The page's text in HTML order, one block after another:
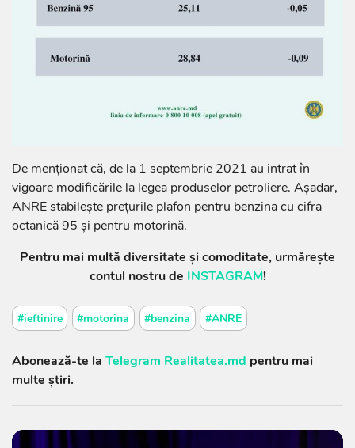
De menționat că, de la 1 septembrie 2021 au intrat în
vigoare modificările la legea produselor petroliere. Așadar,
ANRE stabilește prețurile plafon pentru benzina cu cifra
octanică 95 și pentru motorină.
Pentru mai multă diversitate și comoditate, urmărește
contul nostru de INSTAGRAM!
#ieftinire #motorina #benzina #ANRE
Abonează-te la Telegram Realitatea.md pentru mai
multe știri.